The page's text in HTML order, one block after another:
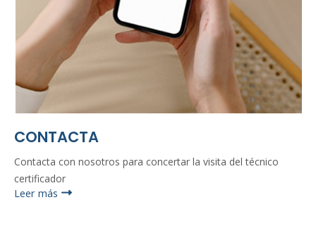
CONTACTA
Contacta con nosotros para concertar la visita del técnico
certificador
Leer más